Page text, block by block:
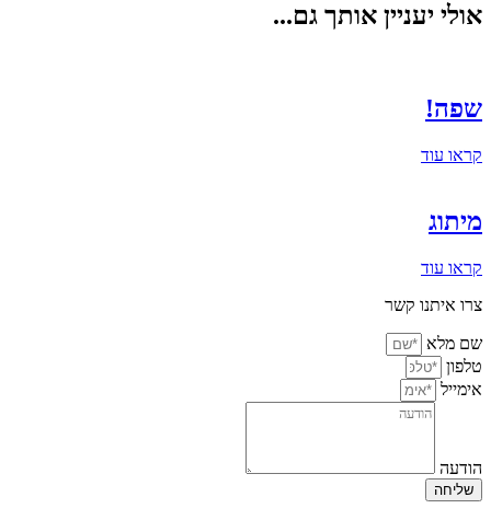
אולי יעניין אותך גם...
שפה!
קראו עוד
מיתוג
קראו עוד
צרו איתנו קשר
שם מלא
טלפון
אימייל
הודעה
שליחה